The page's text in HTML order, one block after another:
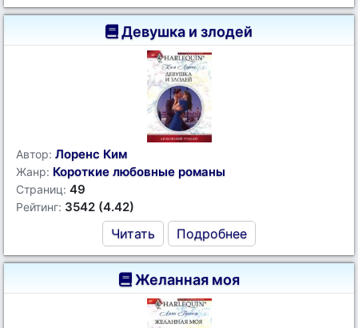
Девушка и злодей
Автор: Лоренс Ким
Жанр: Короткие любовные романы
Страниц: 49
Рейтинг: 3542 (4.42)
Читать Подробнее
Желанная моя